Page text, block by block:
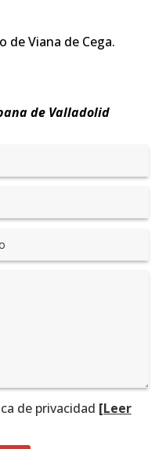
de Viana de Cega.
de Valladolid
de privacidad [Leer